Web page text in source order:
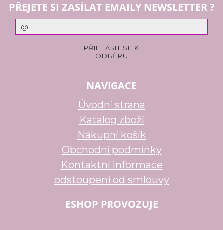
PŘEJETE SI ZASÍLAT EMAILY NEWSLETTER ?
NAVIGACE
Úvodní strana
Katalog zboží
Nákupní košík
Obchodní podmínky
Kontaktní informace
odstoupeni od smlouvy
ESHOP PROVOZUJE